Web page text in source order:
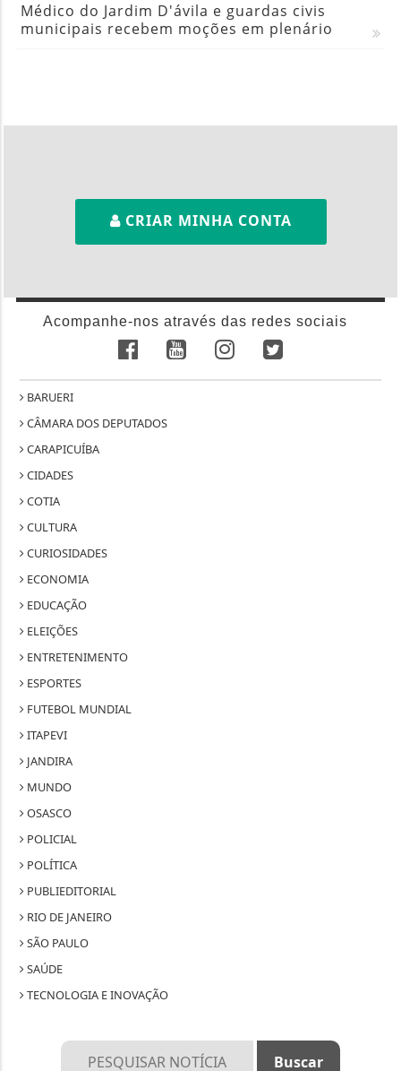
Médico do Jardim D'ávila e guardas civis
municipais recebem moções em plenário
CRIAR MINHA CONTA
Acompanhe-nos através das redes sociais
BARUERI
CÂMARA DOS DEPUTADOS
CARAPICUÍBA
CIDADES
COTIA
CULTURA
CURIOSIDADES
ECONOMIA
EDUCAÇÃO
ELEIÇÕES
ENTRETENIMENTO
ESPORTES
FUTEBOL MUNDIAL
ITAPEVI
JANDIRA
MUNDO
OSASCO
POLICIAL
POLÍTICA
PUBLIEDITORIAL
RIO DE JANEIRO
SÃO PAULO
SAÚDE
TECNOLOGIA E INOVAÇÃO